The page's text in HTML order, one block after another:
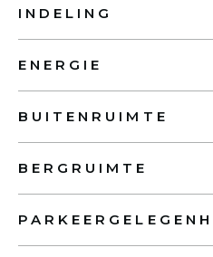
INDELING
ENERGIE
BUITENRUIMTE
BERGRUIMTE